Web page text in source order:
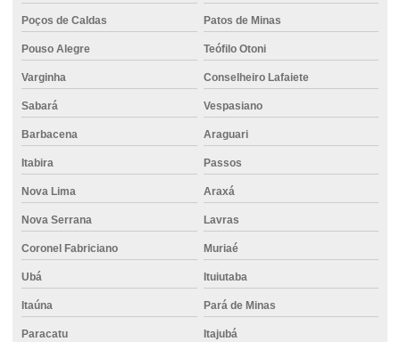
Cimento em belo horizonte
Cimento em betim
Cimento em bh
Cimento para concreto armado
Cimento em contagem
Cimento csn
Cimento em curvelo
Cimento distribuidora
Cimento em divinopolis
Cimento ensacado para lajes
Poços de Caldas Patos de Minas
Pouso Alegre Teófilo Otoni
Varginha Conselheiro Lafaiete
Sabará Vespasiano
Barbacena Araguari
Itabira Passos
Nova Lima Araxá
Nova Serrana Lavras
Coronel Fabriciano Muriaé
Ubá Ituiutaba
Itaúna Pará de Minas
Paracatu Itajubá